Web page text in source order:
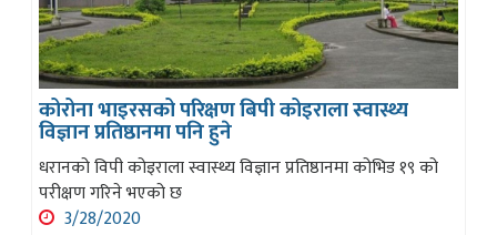
कोरोना भाइरसको परिक्षण बिपी कोइराला स्वास्थ्य
विज्ञान प्रतिष्ठानमा पनि हुने
धरानको विपी कोइराला स्वास्थ्य विज्ञान प्रतिष्ठानमा कोभिड १९ को
परीक्षण गरिने भएको छ
3/28/2020